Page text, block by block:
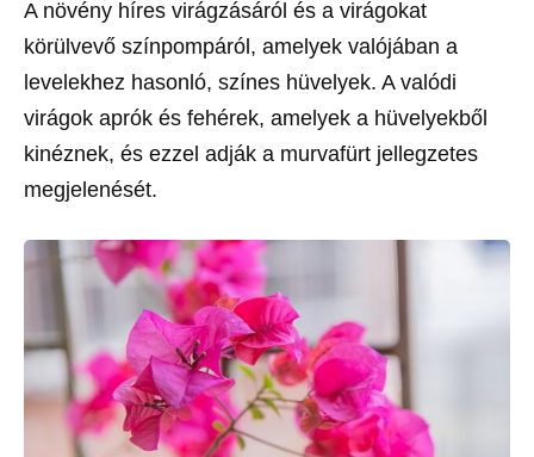
A növény híres virágzásáról és a virágokat
körülvevő színpompáról, amelyek valójában a
levelekhez hasonló, színes hüvelyek. A valódi
virágok aprók és fehérek, amelyek a hüvelyekből
kinéznek, és ezzel adják a murvafürt jellegzetes
megjelenését.